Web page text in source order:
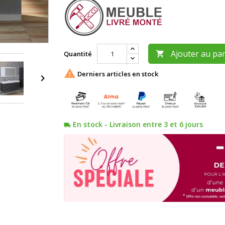

Quantité  Ajouter au
 Derniers articles en stock
local_shipping En stock - Livraison entre 3 et 6 jours